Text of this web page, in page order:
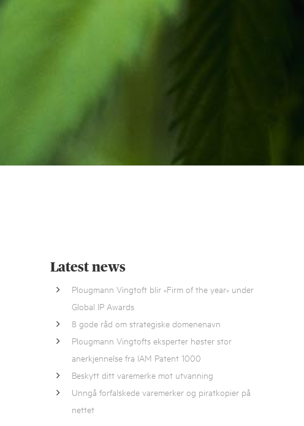
Latest news
Plougmann Vingtoft blir «Firm of the year» under
Global IP Awards
8 gode råd om strategiske domenenavn
Plougmann Vingtofts eksperter høster stor
anerkjennelse fra IAM Patent 1000
Beskytt ditt varemerke mot utvanning
Unngå forfalskede varemerker og piratkopier på
nettet